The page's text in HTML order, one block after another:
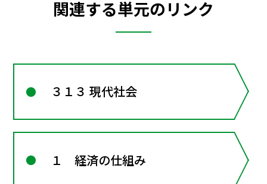
関連する単元のリンク
３１３ 現代社会
１ 経済の仕組み